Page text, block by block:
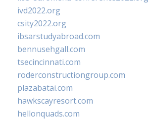
ivd2022.org
csity2022.org
ibsarstudyabroad.com
bennusehgall.com
tsecincinnati.com
roderconstructiongroup.com
plazabatai.com
hawkscayresort.com
hellonquads.com